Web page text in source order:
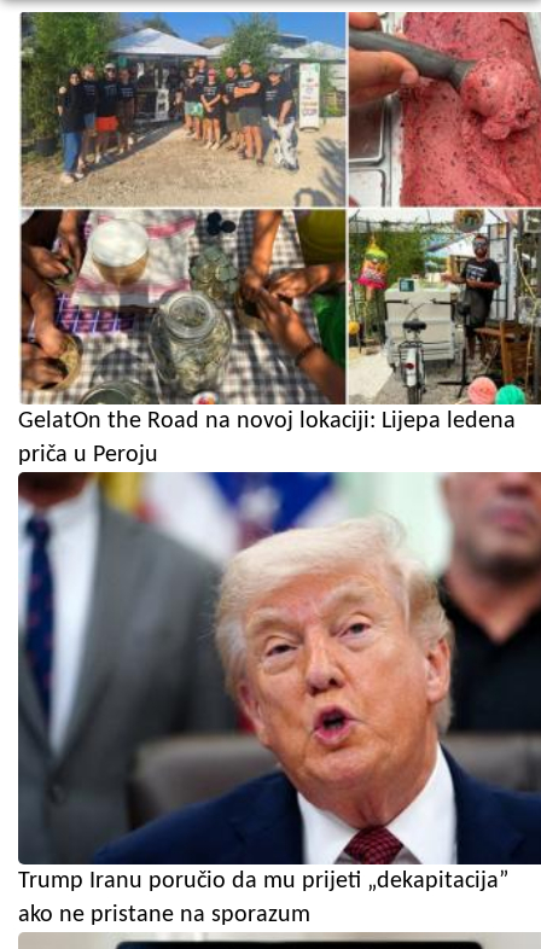
GelatOn the Road na novoj lokaciji: Lijepa ledena
priča u Peroju
Trump Iranu poručio da mu prijeti „dekapitacija”
ako ne pristane na sporazum